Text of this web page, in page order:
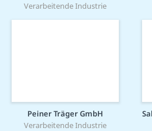
Verarbeitende Industrie
Peiner Träger GmbH
Verarbeitende Industrie